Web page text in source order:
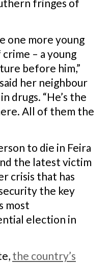
fringes of
one more young
– a young
before him,”
her neighbour
drugs. “He’s the
All of them the
to die in Feira
the latest victim
crisis that has
the key
most
election in
the country’s